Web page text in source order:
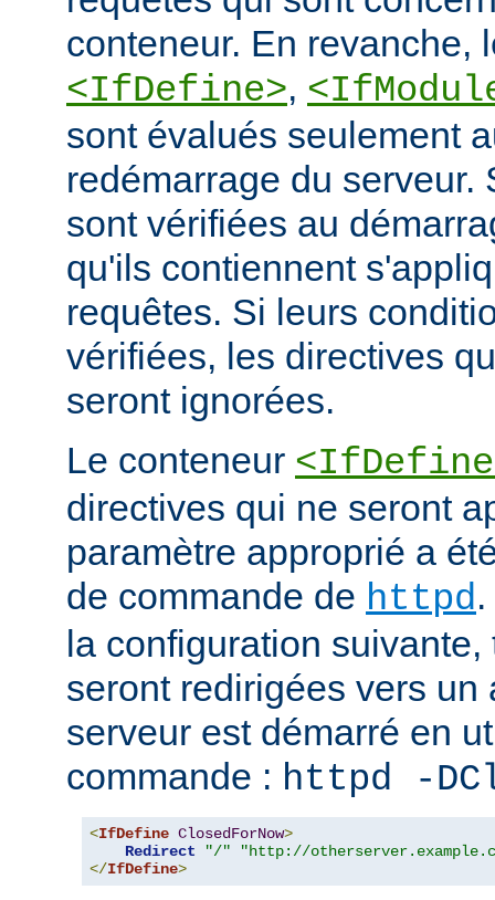
conteneur. En revanche,
<IfDefine>,
sont évalués seulement
redémarrage du serveur.
sont vérifiées au
qu'ils contiennent
requêtes. Si leurs
vérifiées, les directives
seront ignorées.
Le conteneur
directives qui ne seront
paramètre approprié a
de commande de httpd
la configuration
seront redirigées vers un
serveur est démarré en
commande : httpd -
<IfDefine ClosedForNow>
Redirect
"/"
"http://
</IfDefine>